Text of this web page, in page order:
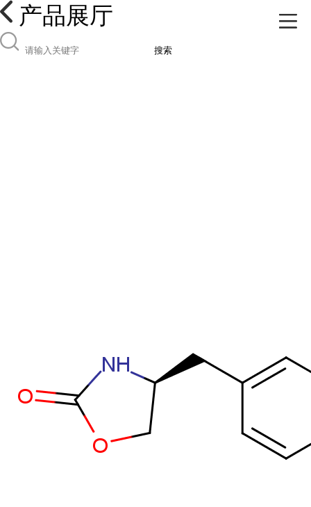
产品展厅
搜索